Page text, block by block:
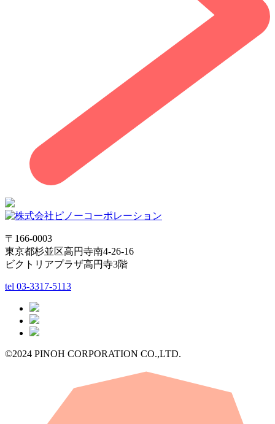
〒166-0003
東京都杉並区高円寺南4-26-16
ビクトリアプラザ高円寺3階
tel 03-3317-5113
©2024 PINOH CORPORATION CO.,LTD.